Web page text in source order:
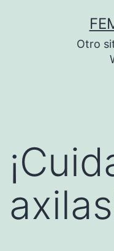
Otro